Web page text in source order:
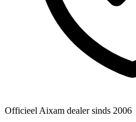
Officieel Aixam dealersinds 2006